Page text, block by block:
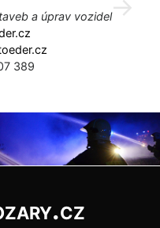
a úprav vozidel
389